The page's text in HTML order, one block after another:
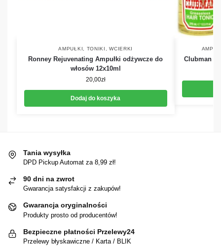
AMPUŁKI, TONIKI, WCIERKI
Ronney Rejuvenating Ampułki odżywcze do
włosów 12x10ml
20,00zł
Dodaj do koszyka
Clubman
Tania wysyłka
DPD Pickup Automat za 8,99 zł!
90 dni na zwrot
Gwarancja satysfakcji z zakupów!
Gwarancja oryginalności
Produkty prosto od producentów!
Bezpieczne płatności Przelewy24
Przelewy błyskawiczne / Karta / BLIK